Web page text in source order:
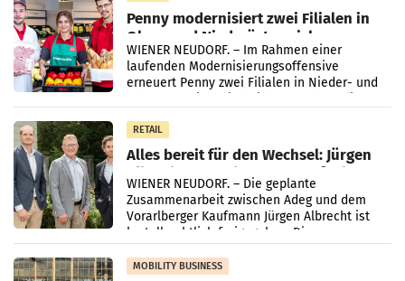
Penny modernisiert zwei Filialen in
Ober- und Niederösterreich
WIENER NEUDORF. – Im Rahmen einer
laufenden Modernisierungsoffensive
erneuert Penny zwei Filialen in Nieder- und
RETAIL
Alles bereit für den Wechsel: Jürgen
Albrecht setzt ab 1.1.2027 auf Adeg
WIENER NEUDORF. – Die geplante
Zusammenarbeit zwischen Adeg und dem
Vorarlberger Kaufmann Jürgen Albrecht ist
kartellrechtlich freigegeben: Die
Bundeswettbewerbsbehörde und der
Bundeskartellanwalt
MOBILITY BUSINESS